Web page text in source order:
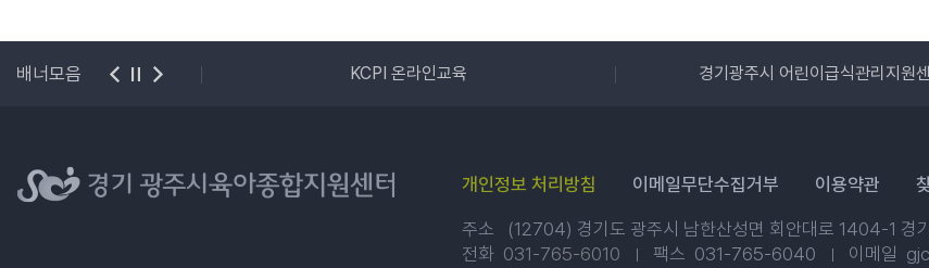
배너모음
육포털 KCPI 온라인교육 경기광주시 어린이급식관리지원
개인정보 처리방침 이메일무단수집거부 이용약관
주소 (12704) 경기도 광주시 남한산성면 회안대로 1404-1 경
전화 031-765-6010 팩스 031-765-6040 이메일